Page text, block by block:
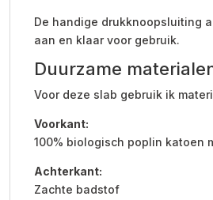
De handige drukknoopsluiting
aan en klaar voor gebruik.
Duurzame
Voor deze slab gebruik ik
Voorkant:
100% biologisch poplin katoen
Achterkant:
Zachte badstof